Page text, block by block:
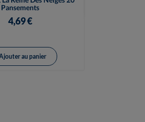
Pansements
4,69 €
au panier